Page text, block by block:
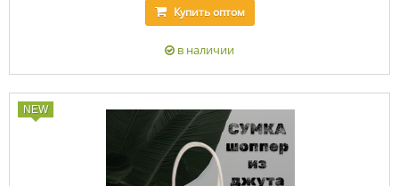
Купитьоптом
в наличии
NEW